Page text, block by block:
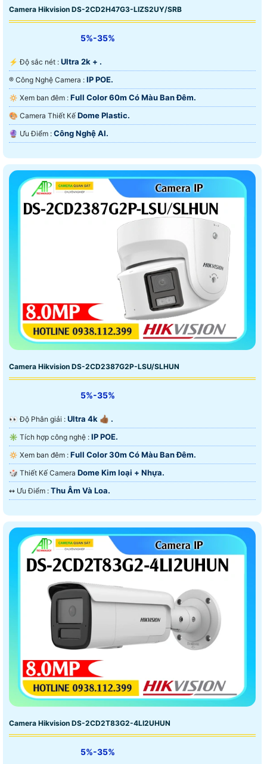
Camera Hikvision DS-2CD2H47G3-LIZS2UY/SRB
5%-35%
️⚡ Độ sắc nét : Ultra 2k + .
®️ Công Nghệ Camera : IP POE.
🔅 Xem ban đêm : Full Color 60m Có Màu Ban Ðêm.
🎨 Camera Thiết Kế Dome Plastic.
️🔮 Ưu Điểm : Công Nghệ AI.
Camera Hikvision DS-2CD2387G2P-LSU/SLHUN
5%-35%
️👀 Độ Phân giải : Ultra 4k 👍🏾 .
✳️ Tích hợp công nghệ : IP POE.
🔅 Xem ban đêm : Full Color 30m Có Màu Ban Ðêm.
🎲 Thiết Kế Camera Dome Kim loại + Nhựa.
️↭ Ưu Điểm : Thu Âm Và Loa.
Camera Hikvision DS-2CD2T83G2-4LI2UHUN
5%-35%